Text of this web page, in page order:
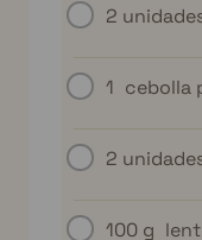
2
1 cebolla
2
100 g